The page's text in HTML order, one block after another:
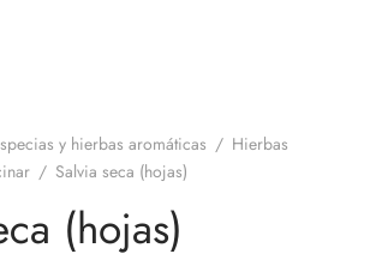
y hierbas aromáticas / Hierbas
/ Salvia seca (hojas)
(hojas)